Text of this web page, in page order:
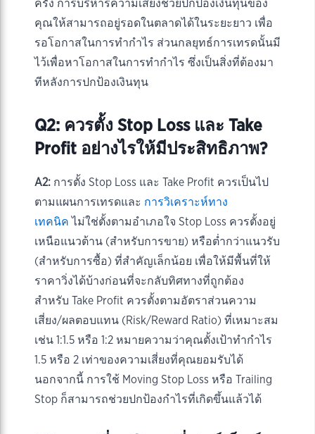
ครั้ง การบริหารความเสี่ยงช่วยปกป้องเงินทุนของ
คุณให้สามารถอยู่รอดในตลาดได้ในระยะยาว เพื่อ
รอโอกาสในการทำกำไร ส่วนกลยุทธ์การเทรดนั้นมี
ไว้เพื่อหาโอกาสในการทำกำไร ซึ่งเป็นสิ่งที่ต้องมา
ทีหลังการปกป้องเงินทุน
Q2: ควรตั้ง Stop Loss และ Take
Profit อย่างไรให้มีประสิทธิภาพ?
A2: การตั้ง Stop Loss และ Take Profit ควรเป็นไป
ตามแผนการเทรดและ การวิเคราะห์ทาง
เทคนิค ไม่ใช่ตั้งตามอำเภอใจ Stop Loss ควรตั้งอยู่
เหนือแนวต้าน (สำหรับการขาย) หรือต่ำกว่าแนวรับ
(สำหรับการซื้อ) ที่สำคัญเล็กน้อย เพื่อให้มีพื้นที่ให้
ราคาวิ่งได้บ้างก่อนที่จะกลับทิศทางที่ถูกต้อง
สำหรับ Take Profit ควรตั้งตามอัตราส่วนความ
เสี่ยง/ผลตอบแทน (Risk/Reward Ratio) ที่เหมาะสม
เช่น 1:1.5 หรือ 1:2 หมายความว่าคุณตั้งเป้าทำกำไร
1.5 หรือ 2 เท่าของความเสี่ยงที่คุณยอมรับได้
นอกจากนี้ การใช้ Moving Stop Loss หรือ Trailing
Stop ก็สามารถช่วยปกป้องกำไรที่เกิดขึ้นแล้วได้